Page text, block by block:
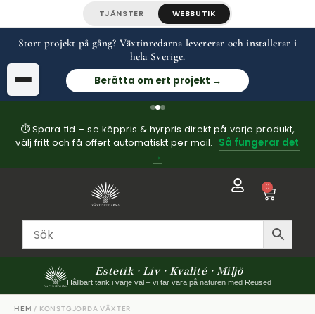
TJÄNSTER WEBBUTIK
Stort projekt på gång? Växtinredarna levererar och installerar i
hela Sverige.
Berätta om ert projekt →
⏱ Spara tid – se köppris & hyrpris direkt på varje produkt,
välj fritt och få offert automatiskt per mail. Så fungerar det
→
0
Estetik · Liv · Kvalité · Miljö
Hållbart tänk i varje val – vi tar vara på naturen med Reused
HEM / KONSTGJORDA VÄXTER